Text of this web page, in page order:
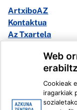
ArtxiboAZ
Kontaktua
Az Txartela
Instagram
Linkedin
Web
Cookieak
iragarkiak